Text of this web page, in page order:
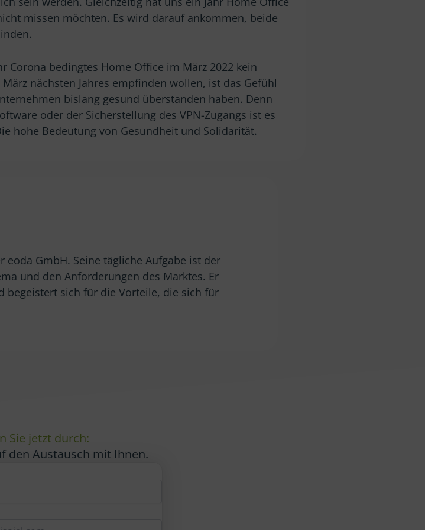
missen möchten. Es wird darauf ankommen, beide
Corona bedingtes Home Office im März 2022 kein
nächsten Jahres empfinden wollen, ist das Gefühl
bislang gesund überstanden haben. Denn
oder der Sicherstellung des VPN-Zugangs ist es
hohe Bedeutung von Gesundheit und Solidarität.
GmbH. Seine tägliche Aufgabe ist der
und den Anforderungen des Marktes. Er
sich für die Vorteile, die sich für
Sie jetzt durch:
den Austausch mit Ihnen.